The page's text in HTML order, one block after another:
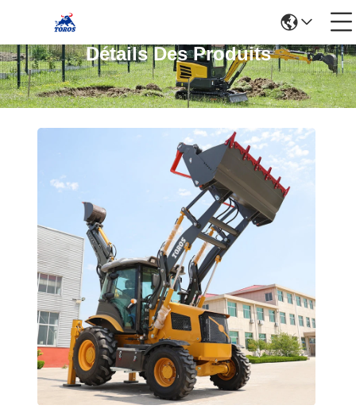
Détails Des Produits